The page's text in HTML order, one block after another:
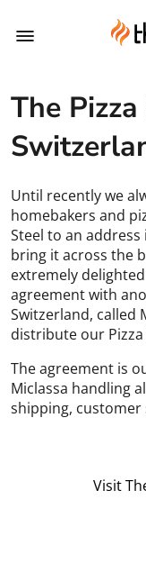
The
Until recently we
homebakers and
Steel to an
bring it across the
extremely
agreement with
Switzerland, called
distribute our
The agreement is
Miclassa handling
shipping,
Visit